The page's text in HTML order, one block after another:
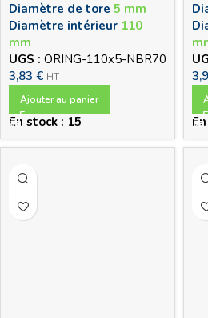
Diamètre de tore 5 mm
Diamètre intérieur 110
mm
UGS : ORING-110x5-NBR70
3,83 € HT
Ajouter au panier
En stock : 15